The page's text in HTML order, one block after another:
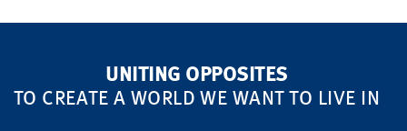
UNITING OPPOSITES
TO CREATE A WORLD WE WANT TO LIVE IN